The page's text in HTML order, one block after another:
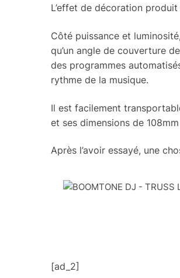
L’effet de décoration
Côté puissance et
qu’un angle de couverture
des programmes
rythme de la musique.
Il est facilement
et ses dimensions de
Après l’avoir essayé, une
[ad_2]